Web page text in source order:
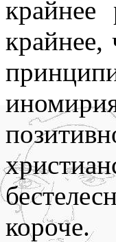
одна его
–
поводу.
то,
нигде
крайнее
крайнее,
короче.